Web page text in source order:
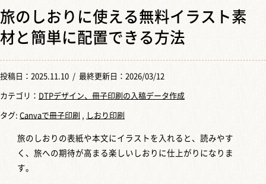
旅のしおりに使える無料イラスト素
材と簡単に配置できる方法
投稿日： 2025.11.10 / 最終更新日：2026/03/12
カテゴリ： DTPデザイン、冊子印刷の入稿データ作成
タグ: Canvaで冊子印刷 しおり印刷
旅のしおりの表紙や本文にイラストを入れると、読みやす
く、旅への期待が高まる楽しいしおりに仕上がりになりま
す。